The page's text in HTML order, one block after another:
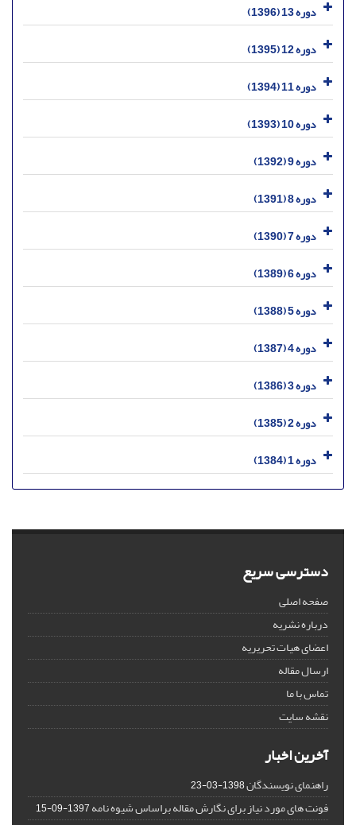
دوره 13 (1396)
دوره 12 (1395)
دوره 11 (1394)
دوره 10 (1393)
دوره 9 (1392)
دوره 8 (1391)
دوره 7 (1390)
دوره 6 (1389)
دوره 5 (1388)
دوره 4 (1387)
دوره 3 (1386)
دوره 2 (1385)
دوره 1 (1384)
دسترسی سریع
صفحه اصلی
درباره نشریه
اعضای هیات تحریریه
ارسال مقاله
تماس با ما
نقشه سایت
آخرین اخبار
راهنمای نویسندگان1398-03-23
فونت های مورد نیاز برای نگارش مقاله براساس شیوه نامه1397-09-15